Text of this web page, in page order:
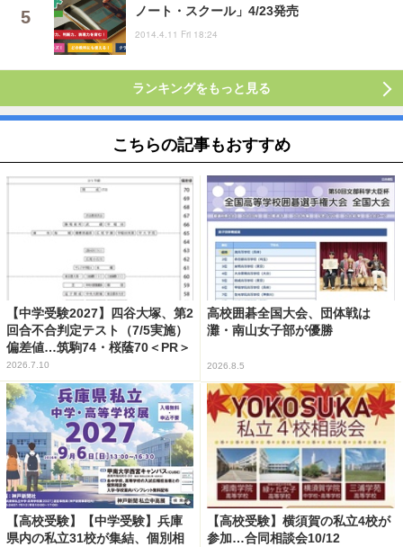
ノート・スクール」4/23発売
2014.4.11 Fri 18:24
ランキングをもっと見る
こちらの記事もおすすめ
【中学受験2027】四谷大塚、第2
回合不合判定テスト（7/5実施）
偏差値…筑駒74・桜蔭70＜PR＞
2026.7.10
高校囲碁全国大会、団体戦は
灘・南山女子部が優勝
2026.8.5
【高校受験】【中学受験】兵庫
県内の私立31校が集結、個別相
【高校受験】横須賀の私立4校が
参加…合同相談会10/12